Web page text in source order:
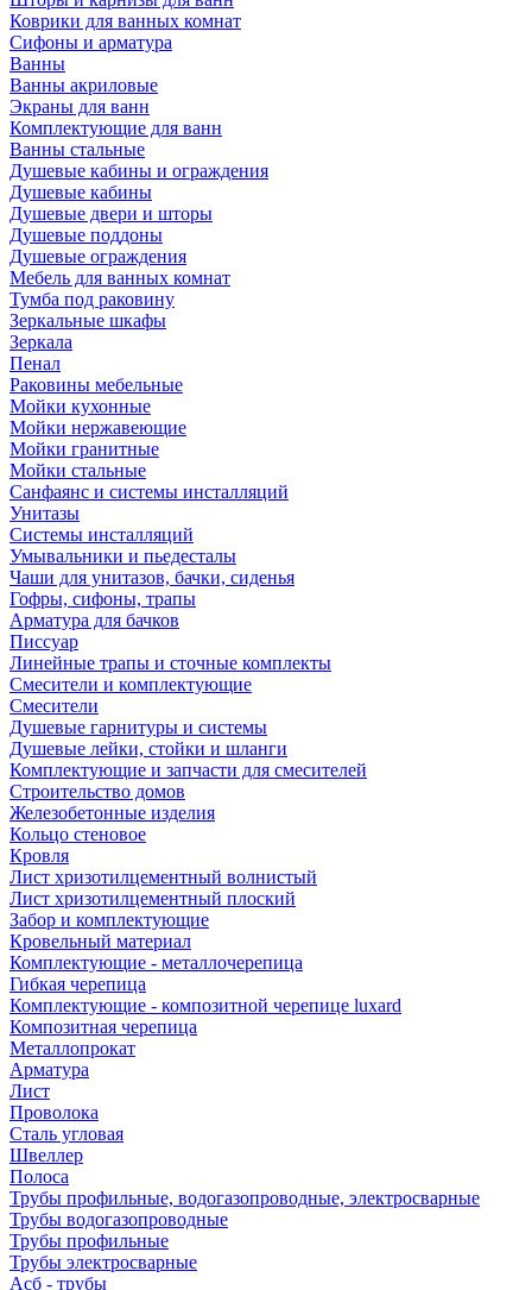
Коврики для ванных комнат
Сифоны и арматура
Ванны
Ванны акриловые
Экраны для ванн
Комплектующие для ванн
Ванны стальные
Душевые кабины и ограждения
Душевые кабины
Душевые двери и шторы
Душевые поддоны
Душевые ограждения
Мебель для ванных комнат
Тумба под раковину
Зеркальные шкафы
Зеркала
Пенал
Раковины мебельные
Мойки кухонные
Мойки нержавеющие
Мойки гранитные
Мойки стальные
Санфаянс и системы инсталляций
Унитазы
Системы инсталляций
Умывальники и пьедесталы
Чаши для унитазов, бачки, сиденья
Гофры, сифоны, трапы
Арматура для бачков
Писсуар
Линейные трапы и сточные комплекты
Смесители и комплектующие
Смесители
Душевые гарнитуры и системы
Душевые лейки, стойки и шланги
Комплектующие и запчасти для смесителей
Строительство домов
Железобетонные изделия
Кольцо стеновое
Кровля
Лист хризотилцементный волнистый
Лист хризотилцементный плоский
Забор и комплектующие
Кровельный материал
Комплектующие - металлочерепица
Гибкая черепица
Комплектующие - композитной черепице luxard
Композитная черепица
Металлопрокат
Арматура
Лист
Проволока
Сталь угловая
Швеллер
Полоса
Трубы профильные, водогазопроводные, электросварные
Трубы водогазопроводные
Трубы профильные
Трубы электросварные
Асб - трубы